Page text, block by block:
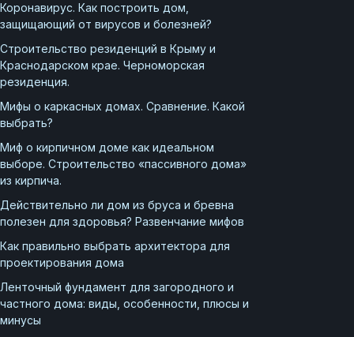
Коронавирус. Как построить дом,
защищающий от вирусов и болезней?
Строительство резиденций в Крыму и
Краснодарском крае. Черноморская
резиденция.
Мифы о каркасных домах. Сравнение. Какой
выбрать?
Миф о кирпичном доме как идеальном
выборе. Строительство «пассивного дома»
из кирпича.
Действительно ли дом из бруса и бревна
полезен для здоровья? Развенчание мифов
Как правильно выбрать архитектора для
проектирования дома
Ленточный фундамент для загородного и
частного дома: виды, особенности, плюсы и
минусы